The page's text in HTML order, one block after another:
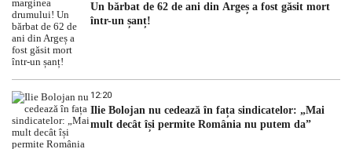
Un bărbat de 62 de ani din Argeș a fost găsit mort
într-un șanț!
12:20
Ilie Bolojan nu cedează în fața sindicatelor: „Mai
mult decât își permite România nu putem da”